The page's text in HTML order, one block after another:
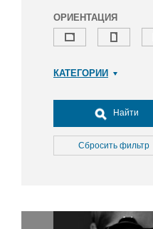
ОРИЕНТАЦИЯ
КАТЕГОРИИ
Досуг, туризм и отдых
Культура
Медицина
Окружающая среда
Найти
Сбросить фильтр